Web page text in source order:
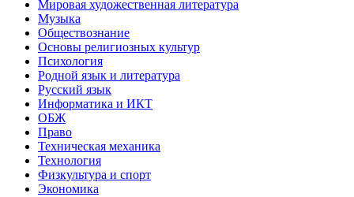
Мировая художественная литература
Музыка
Обществознание
Основы религиозных культур
Психология
Родной язык и литература
Русский язык
Информатика и ИКТ
ОБЖ
Право
Техническая механика
Технология
Физкультура и спорт
Экономика